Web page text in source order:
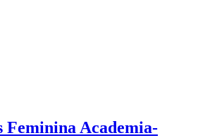
Feminina Academia-